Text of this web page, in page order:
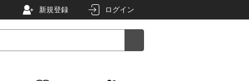
新規登録 ログイン